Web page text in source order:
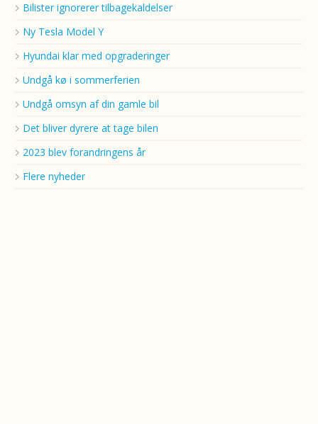
Bilister ignorerer tilbagekaldelser
Ny Tesla Model Y
Hyundai klar med opgraderinger
Undgå kø i sommerferien
Undgå omsyn af din gamle bil
Det bliver dyrere at tage bilen
2023 blev forandringens år
Flere nyheder